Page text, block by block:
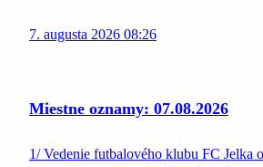
7. augusta 2026 08:26
Miestne oznamy: 07.08.2026
1/ Vedenie futbalového klubu FC Jelka